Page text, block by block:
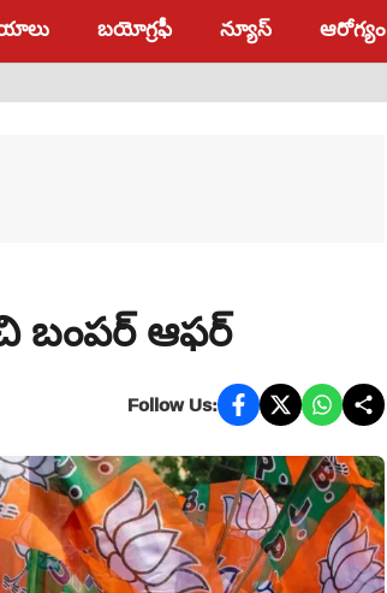
బయోగ్రఫీ న్యూస్ ఆరోగ్యం
బంపర్ ఆఫర్
Follow Us: